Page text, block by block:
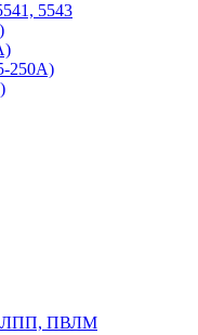
5543
250А)
ЛПП, ПВЛМ